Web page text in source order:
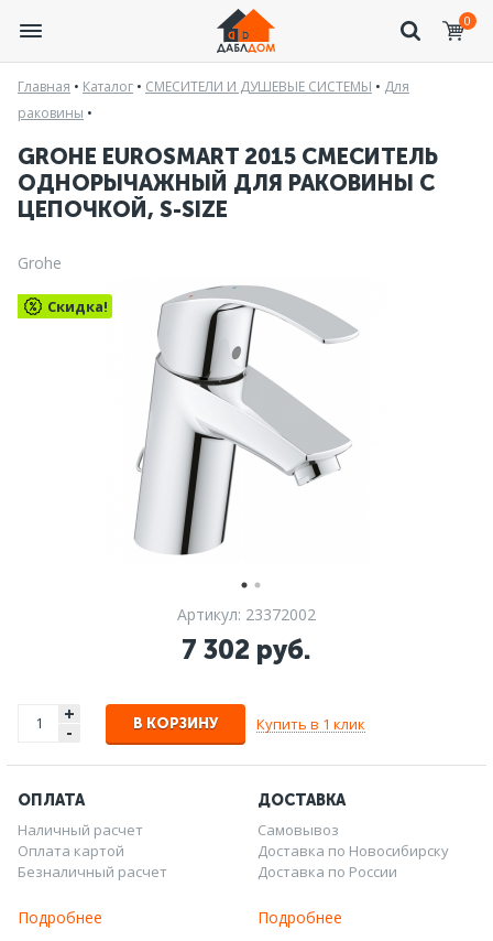
0
Главная • Каталог • СМЕСИТЕЛИ И ДУШЕВЫЕ СИСТЕМЫ • Для
раковины •
GROHE EUROSMART 2015 СМЕСИТЕЛЬ
ОДНОРЫЧАЖНЫЙ ДЛЯ РАКОВИНЫ С
ЦЕПОЧКОЙ, S-SIZE
Grohe
Скидка!
Артикул: 23372002
7 302 руб.
+
- В КОРЗИНУ Купить в 1 клик
ОПЛАТА
Наличный расчет
Оплата картой
Безналичный расчет
Подробнее
ДОСТАВКА
Самовывоз
Доставка по Новосибирску
Доставка по России
Подробнее